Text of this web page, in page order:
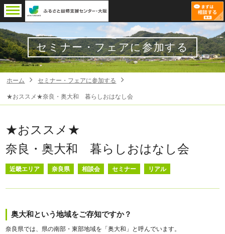
セミナー・フェアに参加する
ホーム セミナー・フェアに参加する
★おススメ★奈良・奥大和 暮らしおはなし会
★おススメ★
奈良・奥大和 暮らしおはなし会
近畿エリア 奈良県 相談会 セミナー リアル
奥大和という地域をご存知ですか？
奈良県では、県の南部・東部地域を「奥大和」と呼んでいます。